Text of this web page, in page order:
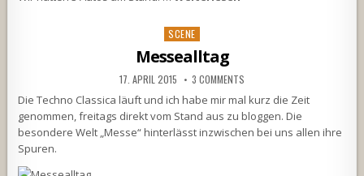
Posted
SCENE
Messealltag
17. APRIL 2015 3 COMMENTS
Die Techno Classica läuft und ich habe mir mal kurz die Zeit
genommen, freitags direkt vom Stand aus zu bloggen. Die
besondere Welt „Messe“ hinterlässt inzwischen bei uns allen ihre
Spuren.